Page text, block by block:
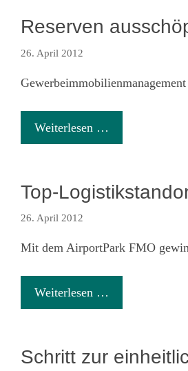
Reserven
26. April 2012
Weiterlesen …
Top-
26. April 2012
Mit dem AirportPark FMO
Weiterlesen …
Schritt zur